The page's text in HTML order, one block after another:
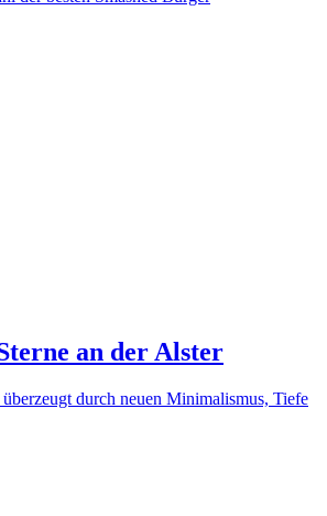
an der Alster
durch neuen Minimalismus, Tiefe